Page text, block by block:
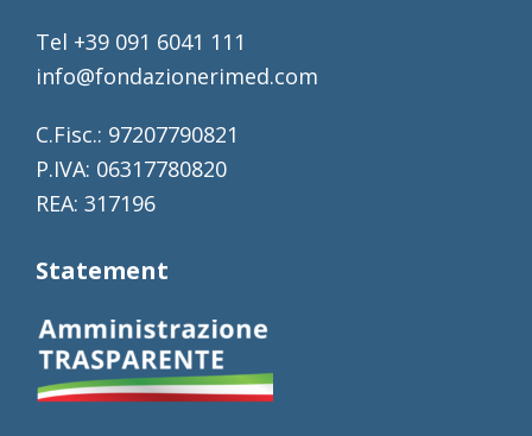
Tel +39 091 6041 111
info@fondazionerimed.com
C.Fisc.: 97207790821
P.IVA: 06317780820
REA: 317196
Statement